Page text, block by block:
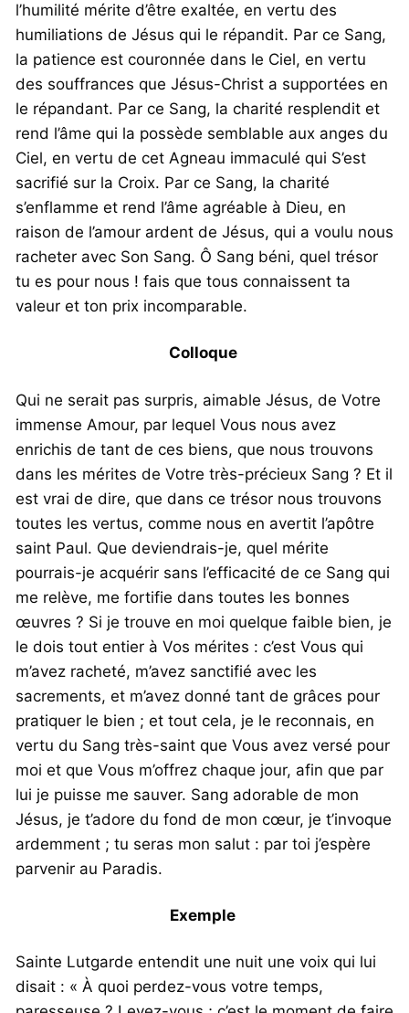
l’humilité mérite d’être exaltée, en vertu des
humiliations de Jésus qui le répandit. Par ce Sang,
la patience est couronnée dans le Ciel, en vertu
des souffrances que Jésus-Christ a supportées en
le répandant. Par ce Sang, la charité resplendit et
rend l’âme qui la possède semblable aux anges du
Ciel, en vertu de cet Agneau immaculé qui S’est
sacrifié sur la Croix. Par ce Sang, la charité
s’enflamme et rend l’âme agréable à Dieu, en
raison de l’amour ardent de Jésus, qui a voulu nous
racheter avec Son Sang. Ô Sang béni, quel trésor
tu es pour nous ! fais que tous connaissent ta
valeur et ton prix incomparable.
Colloque
Qui ne serait pas surpris, aimable Jésus, de Votre
immense Amour, par lequel Vous nous avez
enrichis de tant de ces biens, que nous trouvons
dans les mérites de Votre très-précieux Sang ? Et il
est vrai de dire, que dans ce trésor nous trouvons
toutes les vertus, comme nous en avertit l’apôtre
saint Paul. Que deviendrais-je, quel mérite
pourrais-je acquérir sans l’efficacité de ce Sang qui
me relève, me fortifie dans toutes les bonnes
œuvres ? Si je trouve en moi quelque faible bien, je
le dois tout entier à Vos mérites : c’est Vous qui
m’avez racheté, m’avez sanctifié avec les
sacrements, et m’avez donné tant de grâces pour
pratiquer le bien ; et tout cela, je le reconnais, en
vertu du Sang très-saint que Vous avez versé pour
moi et que Vous m’offrez chaque jour, afin que par
lui je puisse me sauver. Sang adorable de mon
Jésus, je t’adore du fond de mon cœur, je t’invoque
ardemment ; tu seras mon salut : par toi j’espère
parvenir au Paradis.
Exemple
Sainte Lutgarde entendit une nuit une voix qui lui
disait : « À quoi perdez-vous votre temps,